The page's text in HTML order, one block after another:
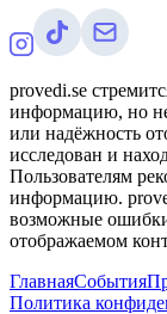
provedi.se
информацию, но
или надёжность
исследован и
Пользователям
информацию.
возможные
отображаемом
ГлавнаяСобытия
Политика